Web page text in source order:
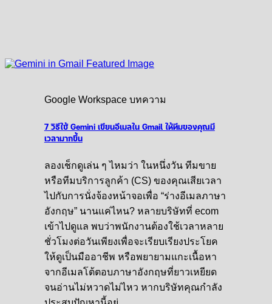
Google Workspace บทความ
7 วิธีใช้ Gemini เขียนอีเมลใน Gmail ให้ทีมของคุณมี
เวลามากขึ้น
ลองเช็กดูเล่น ๆ ไหมว่า ในหนึ่งวัน ทีมขาย
หรือทีมบริการลูกค้า (CS) ของคุณเสียเวลา
ไปกับการนั่งจ้องหน้าจอเพื่อ “ร่างอีเมลภาษา
อังกฤษ” นานแค่ไหน? หลายบริษัทที่ ecom
เข้าไปดูแล พบว่าพนักงานต้องใช้เวลาหลาย
ชั่วโมงต่อวันเพียงเพื่อจะเรียบเรียงประโยค
ให้ดูเป็นมืออาชีพ หรือพยายามแกะเนื้อหา
จากอีเมลโต้ตอบภาษาอังกฤษที่ยาวเหยียด
จนอ่านไม่หวาดไม่ไหว หากบริษัทคุณกำลัง